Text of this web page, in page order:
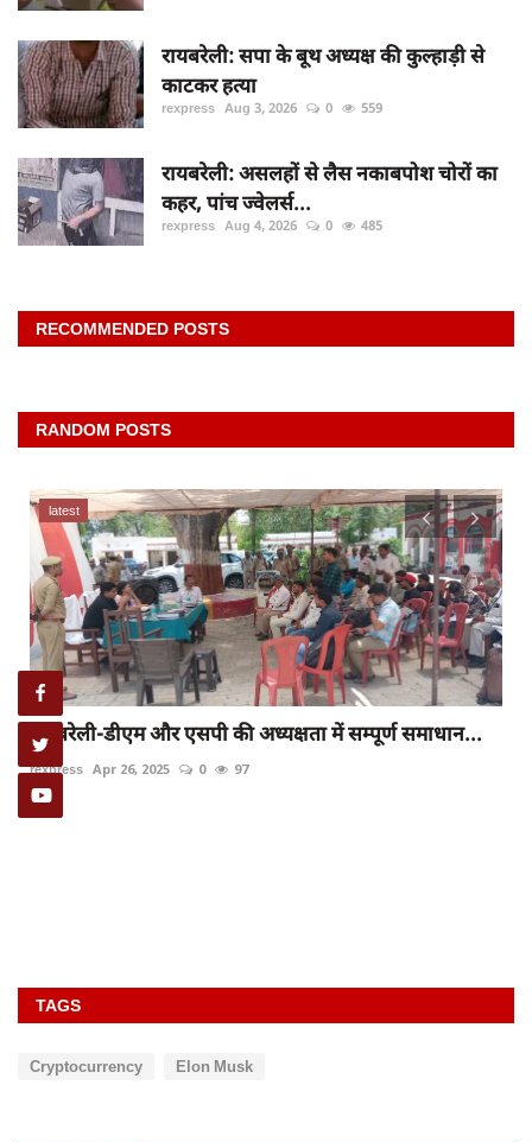
रायबरेली: सपा के बूथ अध्यक्ष की कुल्हाड़ी से
काटकर हत्या
rexpress Aug 3, 2026 0 559
रायबरेली: असलहों से लैस नकाबपोश चोरों का
कहर, पांच ज्वेलर्स...
rexpress Aug 4, 2026 0 485
RECOMMENDED POSTS
RANDOM POSTS
latest
यूपी में शिक्षक भर्ती पर नया अपडेट, रिटायर्ड टीचरों के...
TAGS
Cryptocurrency Elon Musk